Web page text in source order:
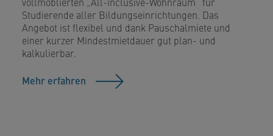
Studierende aller Bildungseinrichtungen. Das
Angebot ist flexibel und dank Pauschalmiete und
einer kurzer Mindestmietdauer gut plan- und
kalkulierbar.
Mehr erfahren